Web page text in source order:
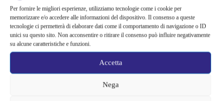
Per fornire le migliori esperienze, utilizziamo tecnologie come i cookie per
memorizzare e/o accedere alle informazioni del dispositivo. Il consenso a queste
tecnologie ci permetterà di elaborare dati come il comportamento di navigazione o ID
unici su questo sito. Non acconsentire o ritirare il consenso può influire negativamente
su alcune caratteristiche e funzioni.
Accetta
Nega